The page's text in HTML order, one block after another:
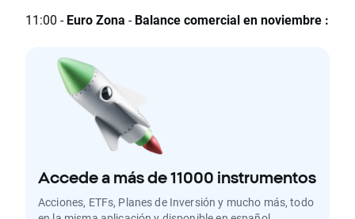
11:00 -Euro Zona -Balance comercial en noviembre :
Accede a más de 11000 instrumentos
Acciones, ETFs, Planes de Inversión y mucho más, todo